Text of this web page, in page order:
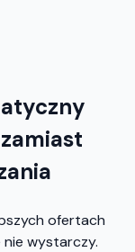
ofertach
nie wystarczy.